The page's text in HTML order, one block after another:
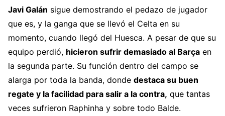
Javi Galán sigue demostrando el pedazo de jugador
que es, y la ganga que se llevó el Celta en su
momento, cuando llegó del Huesca. A pesar de que su
equipo perdió, hicieron sufrir demasiado al Barça en
la segunda parte. Su función dentro del campo se
alarga por toda la banda, donde destaca su buen
regate y la facilidad para salir a la contra, que tantas
veces sufrieron Raphinha y sobre todo Balde.